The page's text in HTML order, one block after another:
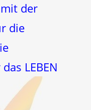
der
die
LEBEN